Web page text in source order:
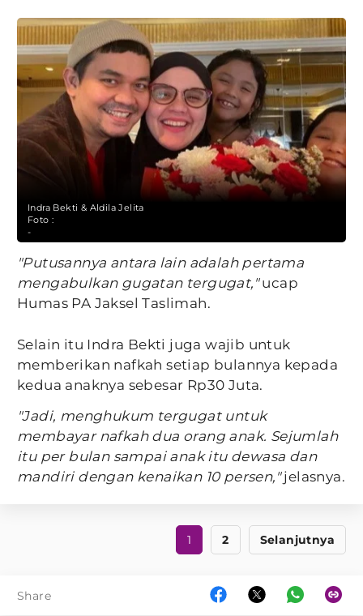
Indra Bekti & Aldila Jelita
Foto :
-
"Putusannya antara lain adalah pertama
mengabulkan gugatan tergugat,"ucap
Humas PA Jaksel Taslimah.
Selain itu Indra Bekti juga wajib untuk
memberikan nafkah setiap bulannya kepada
kedua anaknya sebesar Rp30 Juta.
"Jadi, menghukum tergugat untuk
membayar nafkah dua orang anak. Sejumlah
itu per bulan sampai anak itu dewasa dan
mandiri dengan kenaikan 10 persen,"jelasnya.
1 2 Selanjutnya
Share